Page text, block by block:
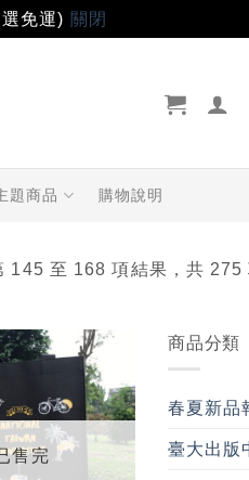
免運) 關閉
題商品 購物說明
145 至 168 項結果，共 275
加入
「願
望輕
單」
售完
商品分類
春夏新品
臺大出版